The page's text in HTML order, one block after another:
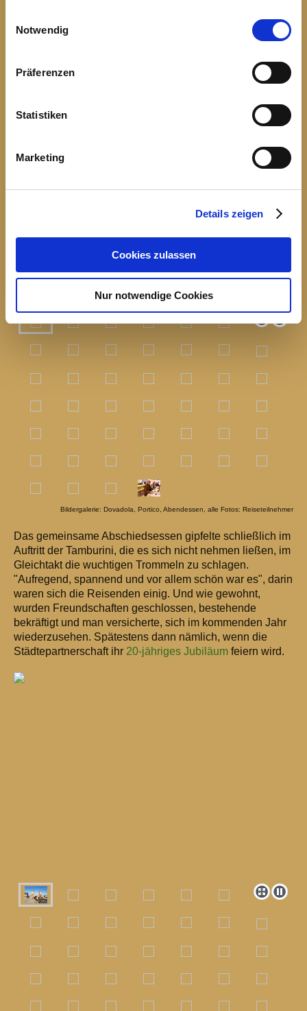
Notwendig
Präferenzen
Statistiken
Marketing
Details zeigen
Cookies zulassen
Nur notwendige Cookies
schauen. Schließlich ging es nach Comacchio, auch
Klein Venedig genannt, wo die Gruppe nach einer
gehörenden Lagunen südlich des Po-Deltas fuhr.
Bildergalerie: Dovadola, Portico, Abendessen, alle Fotos: Reiseteilnehmer
Das gemeinsame Abschiedsessen gipfelte schließlich im
Auftritt der Tamburini, die es sich nicht nehmen ließen, im
Gleichtakt die wuchtigen Trommeln zu schlagen.
"Aufregend, spannend und vor allem schön war es", darin
waren sich die Reisenden einig. Und wie gewohnt,
wurden Freundschaften geschlossen, bestehende
bekräftigt und man versicherte, sich im kommenden Jahr
wiederzusehen. Spätestens dann nämlich, wenn die
Städtepartnerschaft ihr 20-jähriges Jubiläum feiern wird.